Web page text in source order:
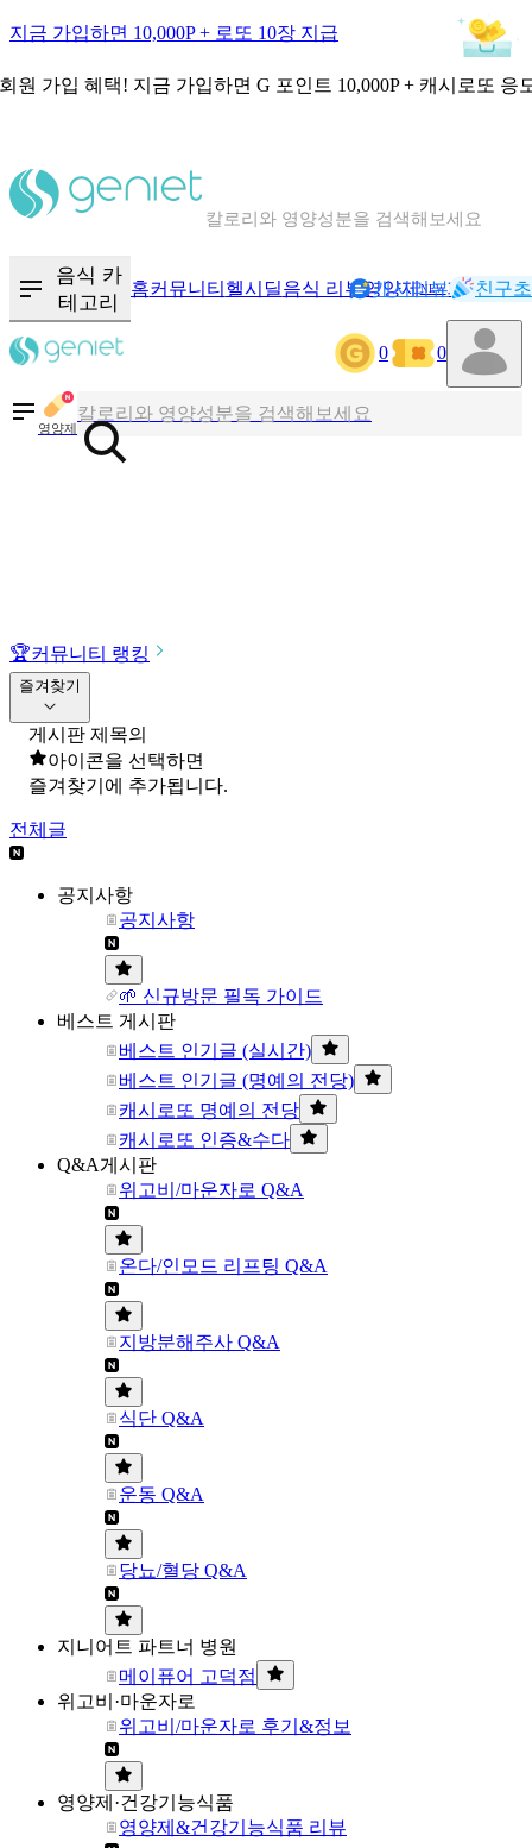
지금 가입하면 10,000P + 로또 10장 지급
원 가입 혜택! 지금 가입하면 G 포인트 10,000P + 캐시로또 응
혈당 · 다이어트 음식 검색해보세요
음식 카
테고리
홈커뮤니티 헬시딜음식 리뷰영양제NEW기록
캐시리뷰 친구
0 0
영양제
칼로리와 영양성분을 검색해보세요
혈당 · 다이어트 음식 검색해보세요
음식 · 영양제 리뷰를 찾아보세요
🏆커뮤니티 랭킹
즐겨찾기
게시판 제목의
아이콘을 선택하면
즐겨찾기에 추가됩니다.
전체글
공지사항
공지사항
🌱 신규방문 필독 가이드
베스트 게시판
베스트 인기글 (실시간)
베스트 인기글 (명예의 전당)
캐시로또 명예의 전당
캐시로또 인증&수다
Q&A게시판
위고비/마운자로 Q&A
온다/인모드 리프팅 Q&A
지방분해주사 Q&A
식단 Q&A
운동 Q&A
당뇨/혈당 Q&A
지니어트 파트너 병원
메이퓨어 고덕점
위고비·마운자로
위고비/마운자로 후기&정보
영양제·건강기능식품
영양제&건강기능식품 리뷰